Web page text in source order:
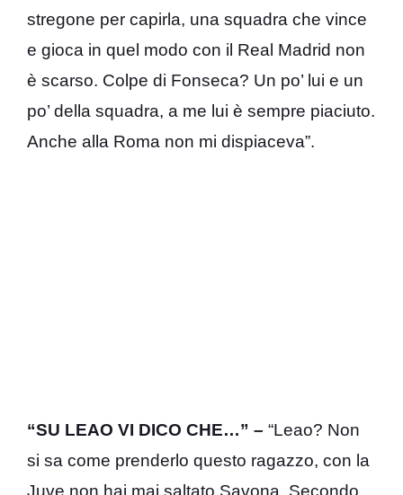
stregone per capirla, una squadra che vince
e gioca in quel modo con il Real Madrid non
è scarso. Colpe di Fonseca? Un po’ lui e un
po’ della squadra, a me lui è sempre piaciuto.
Anche alla Roma non mi dispiaceva”.
“SU LEAO VI DICO CHE…” – “Leao? Non
si sa come prenderlo questo ragazzo, con la
Juve non hai mai saltato Savona. Secondo